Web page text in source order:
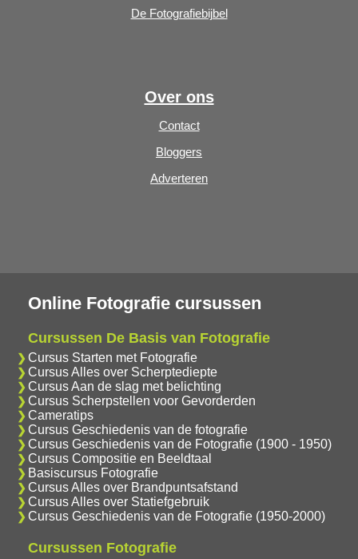
De Fotografiebijbel
Over ons
Contact
Bloggers
Adverteren
Online Fotografie cursussen
Cursussen De Basis van Fotografie
Cursus Starten met Fotografie
Cursus Alles over Scherptediepte
Cursus Aan de slag met belichting
Cursus Scherpstellen voor Gevorderden
Cameratips
Cursus Geschiedenis van de fotografie
Cursus Geschiedenis van de Fotografie (1900 - 1950)
Cursus Compositie en Beeldtaal
Basiscursus Fotografie
Cursus Alles over Brandpuntsafstand
Cursus Alles over Statiefgebruik
Cursus Geschiedenis van de Fotografie (1950-2000)
Cursussen Fotografie